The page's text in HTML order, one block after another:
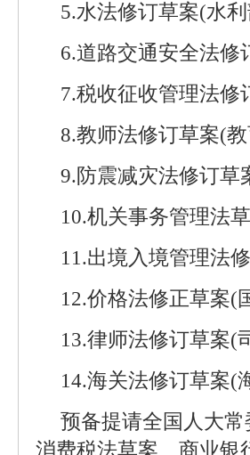
5.水法修订草案(水
6.道路交通安全法修
7.税收征收管理法修
8.教师法修订草案(
9.防震减灾法修订草
10.机关事务管理法
11.出境入境管理法
12.价格法修正草案(
13.律师法修订草案(
14.海关法修订草案(
预备提请全国人大
消费税法草案、商业银